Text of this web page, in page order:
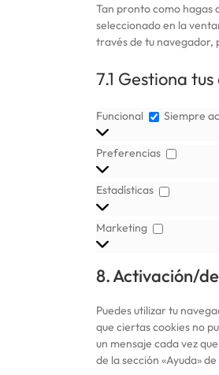
Tan pronto como hagas
seleccionado en la
través de tu
7.1 Gestiona
Funcional Funcional
Siempre
Preferencias
Estadísticas
Marketing
8. Activación/
Puedes utilizar tu
que ciertas cookies no
un mensaje cada vez
de la sección «Ayuda»